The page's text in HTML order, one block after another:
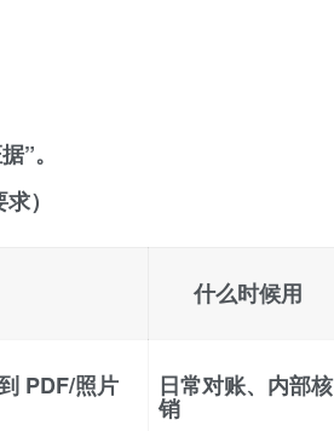
”。
）
什么时候用
PDF/照片 日常对账、内部核
销